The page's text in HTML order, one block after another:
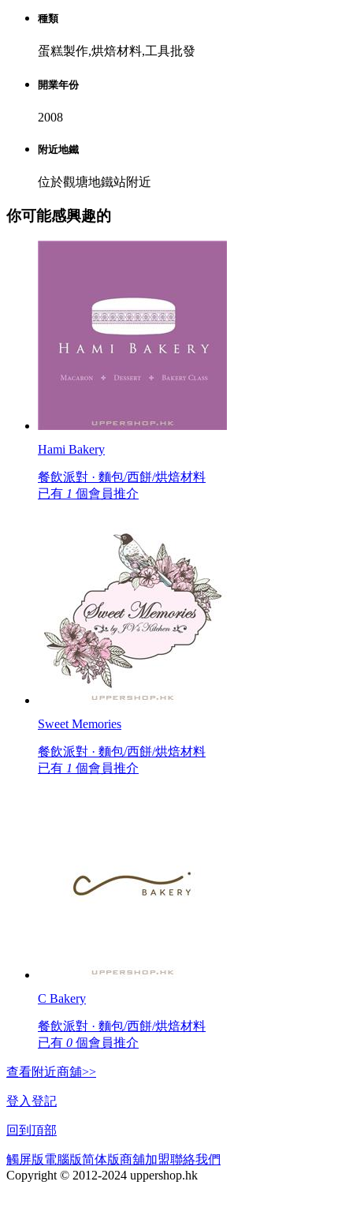
種類
蛋糕製作,烘焙材料,工具批發
開業年份
2008
附近地鐵
位於觀塘地鐵站附近
你可能感興趣的
Hami Bakery
餐飲派對 · 麵包/西餅/烘焙材料
已有 1 個會員推介
Sweet Memories
餐飲派對 · 麵包/西餅/烘焙材料
已有 1 個會員推介
C Bakery
餐飲派對 · 麵包/西餅/烘焙材料
已有 0 個會員推介
查看附近商舖>>
登入登記
回到頂部
觸屏版電腦版简体版商舖加盟聯絡我們
Copyright © 2012-2024 uppershop.hk